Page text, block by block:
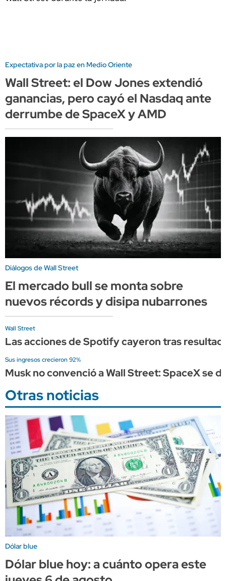
Expectativa por la paz en Medio Oriente
Wall Street: el Dow Jones extendió
ganancias, pero cayó el Nasdaq ante
derrumbe de SpaceX y AMD
Diálogos de Wall Street
El mercado bull se monta sobre
nuevos récords y disipa nubarrones
Wall Street
Las acciones de Spotify cayeron tras
Sus ingresos crecieron 92%
Musk no convenció a Wall Street: SpaceX se
Otras noticias
Dólar blue
Dólar blue hoy: a cuánto opera este